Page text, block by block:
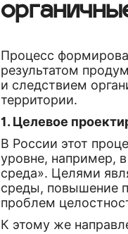
Процесс
результатом
и следствием
территории.
1. Целевое
В России этот
уровне, например,
среда». Целями
среды, повышение
проблем
К этому же